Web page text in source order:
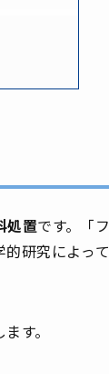
処置です。「フ
研究によって
す。